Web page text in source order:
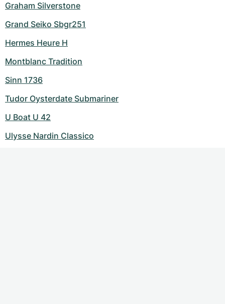
Graham Silverstone
Grand Seiko Sbgr251
Hermes Heure H
Montblanc Tradition
Sinn 1736
Tudor Oysterdate Submariner
U Boat U 42
Ulysse Nardin Classico